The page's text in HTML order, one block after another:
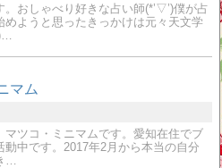
。おしゃべり好きな占い師(*’▽’)僕が占
めようと思ったきっかけは元々天文学
マム
マツコ・ミニマムです。愛知在住でブ
動中です。2017年2月から本当の自分
…